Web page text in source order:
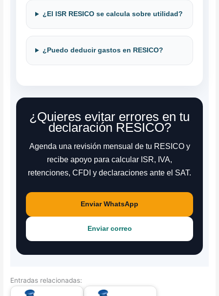
¿El ISR RESICO se calcula sobre utilidad?
¿Puedo deducir gastos en RESICO?
¿Quieres evitar errores en tu
declaración RESICO?
Agenda una revisión mensual de tu RESICO y
recibe apoyo para calcular ISR, IVA,
retenciones, CFDI y declaraciones ante el SAT.
Enviar WhatsApp
Enviar correo
Entradas relacionadas: